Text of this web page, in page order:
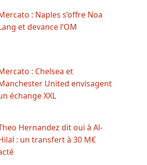
: Naples s’offre Noa
et devance l’OM
: Chelsea et
United envisagent
échange XXL
Hernandez dit oui à Al-
: un transfert à 30 M€